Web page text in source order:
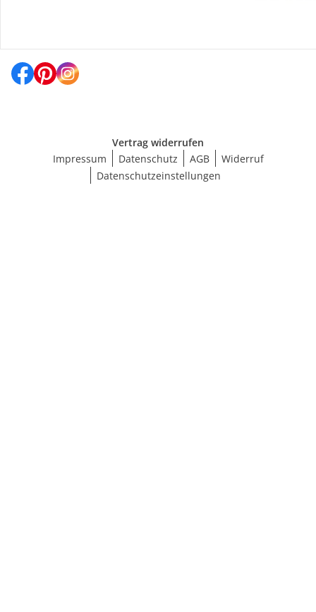
Vertrag widerrufen
Impressum
Datenschutz AGB
Widerruf
Datenschutzeinstellungen